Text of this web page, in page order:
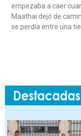
empezaba a caer
Maathai dejó de
se perdía entre una